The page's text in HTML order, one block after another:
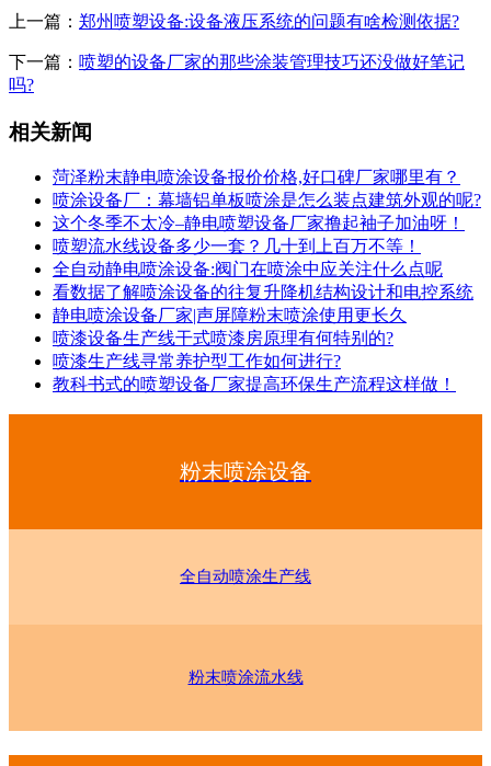
上一篇： 郑州喷塑设备:设备液压系统的问题有啥检测依据?
下一篇： 喷塑的设备厂家的那些涂装管理技巧还没做好笔记
吗?
相关新闻
菏泽粉末静电喷涂设备报价价格,好口碑厂家哪里有？
喷涂设备厂：幕墙铝单板喷涂是怎么装点建筑外观的呢?
这个冬季不太冷–静电喷塑设备厂家撸起袖子加油呀！
喷塑流水线设备多少一套？几十到上百万不等！
全自动静电喷涂设备:阀门在喷涂中应关注什么点呢
看数据了解喷涂设备的往复升降机结构设计和电控系统
静电喷涂设备厂家|声屏障粉末喷涂使用更长久
喷漆设备生产线干式喷漆房原理有何特别的?
喷漆生产线寻常养护型工作如何进行?
教科书式的喷塑设备厂家提高环保生产流程这样做！
粉末喷涂设备
全自动喷涂生产线
粉末喷涂流水线